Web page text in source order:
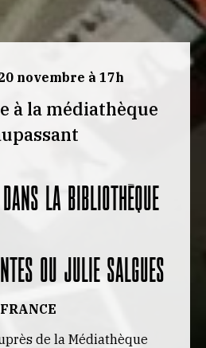
novembre à 17h
à la médiathèque
LA BIBLIOTHÈQUE
ou Julie Salgues
FRANCE
de la Médiathèque